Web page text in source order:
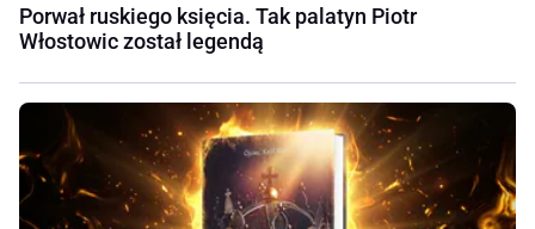
Porwał ruskiego księcia. Tak palatyn Piotr
Włostowic został legendą